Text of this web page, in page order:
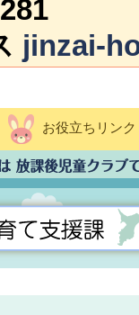
jinzai-
お役立ちリンク